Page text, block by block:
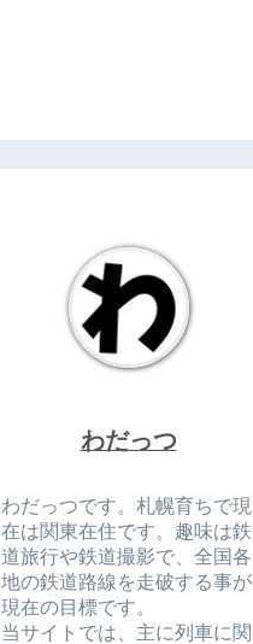
わだっつ
わだっつです。札幌育ちで現
在は関東在住です。趣味は鉄
道旅行や鉄道撮影で、全国各
地の鉄道路線を走破する事が
現在の目標です。
当サイトでは、主に列車に関